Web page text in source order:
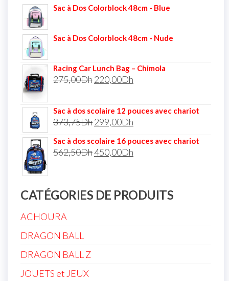
Sac à Dos Colorblock 48cm - Blue
Sac à Dos Colorblock 48cm - Nude
Racing Car Lunch Bag – Chimola
275,00Dh220,00Dh
Sac à dos scolaire 12 pouces avec chariot
373,75Dh299,00Dh
Sac à dos scolaire 16 pouces avec chariot
562,50Dh450,00Dh
CATÉGORIES DE PRODUITS
ACHOURA
DRAGON BALL
DRAGON BALL Z
JOUETS et JEUX